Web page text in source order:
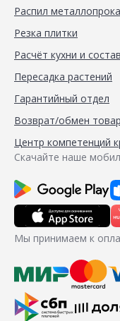
Распил
Резка плитки
Расчёт кухни и
Пересадка растений
Гарантийный отдел
Возврат/обмен
Центр компетенций
Скачайте наше
Мы принимаем к